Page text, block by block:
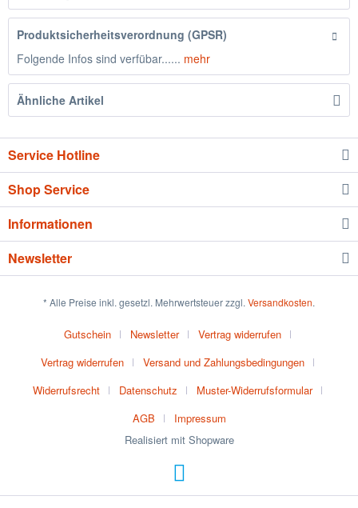
Produktsicherheitsverordnung (GPSR)
Folgende Infos sind verfübar...... mehr
Ähnliche Artikel
Service Hotline
Shop Service
Informationen
Newsletter
* Alle Preise inkl. gesetzl. Mehrwertsteuer zzgl. Versandkosten.
Gutschein Newsletter
Vertrag widerrufen
Vertrag widerrufen
Versand und Zahlungsbedingungen
Widerrufsrecht
Datenschutz
Muster-Widerrufsformular
AGB
Impressum
Realisiert mit Shopware